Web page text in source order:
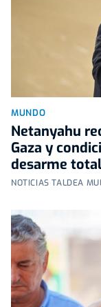
MUNDO
Netanyahu
Gaza y
desarme
NOTICIAS TALDEA